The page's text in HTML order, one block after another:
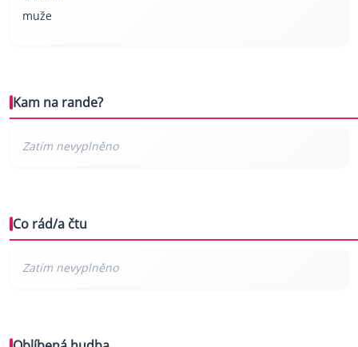
muže
Kam na rande?
Co rád/a čtu